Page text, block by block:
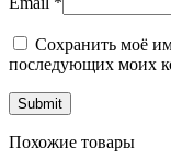
Сохранить моё
последующих моих
Похожие товары